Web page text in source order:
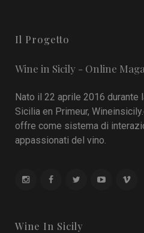
Il Progetto
Wine in Sicily - Online
Nato il 22 aprile 2016
Sicilia en Primeur,
offre come sistema di
appassionati del vino.
Wine In Sicily